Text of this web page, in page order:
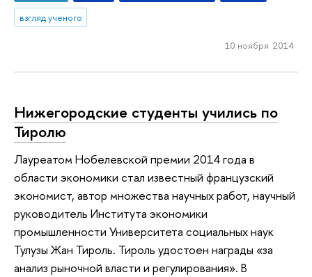
взгляд ученого
10 ноября 2014
Нижегородские студенты учились по
Тиролю
Лауреатом Нобелевской премии 2014 года в
области экономики стал известный французский
экономист, автор множества научных работ, научный
руководитель Института экономики
промышленности Университета социальных наук
Тулузы Жан Тироль. Тироль удостоен награды «за
анализ рыночной власти и регулирования». В